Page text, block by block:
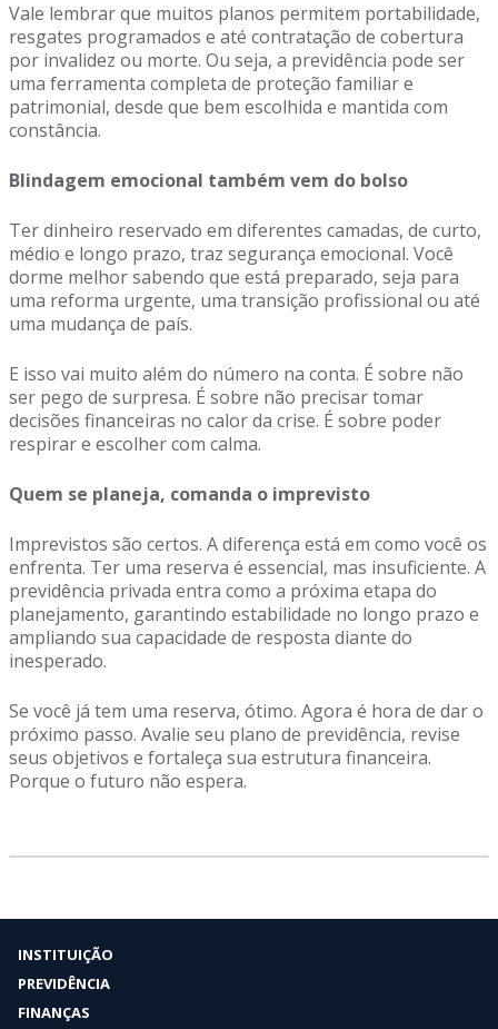
Vale lembrar que muitos planos permitem portabilidade,
resgates programados e até contratação de cobertura
por invalidez ou morte. Ou seja, a previdência pode ser
uma ferramenta completa de proteção familiar e
patrimonial, desde que bem escolhida e mantida com
constância.
Blindagem emocional também vem do bolso
Ter dinheiro reservado em diferentes camadas, de curto,
médio e longo prazo, traz segurança emocional. Você
dorme melhor sabendo que está preparado, seja para
uma reforma urgente, uma transição profissional ou até
uma mudança de país.
E isso vai muito além do número na conta. É sobre não
ser pego de surpresa. É sobre não precisar tomar
decisões financeiras no calor da crise. É sobre poder
respirar e escolher com calma.
Quem se planeja, comanda o imprevisto
Imprevistos são certos. A diferença está em como você os
enfrenta. Ter uma reserva é essencial, mas insuficiente. A
previdência privada entra como a próxima etapa do
planejamento, garantindo estabilidade no longo prazo e
ampliando sua capacidade de resposta diante do
inesperado.
Se você já tem uma reserva, ótimo. Agora é hora de dar o
próximo passo. Avalie seu plano de previdência, revise
seus objetivos e fortaleça sua estrutura financeira.
Porque o futuro não espera.
INSTITUIÇÃO
PREVIDÊNCIA
FINANÇAS